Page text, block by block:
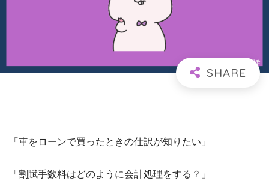
「車をローンで買ったときの仕訳が知りたい」
「割賦手数料はどのように会計処理をする？」